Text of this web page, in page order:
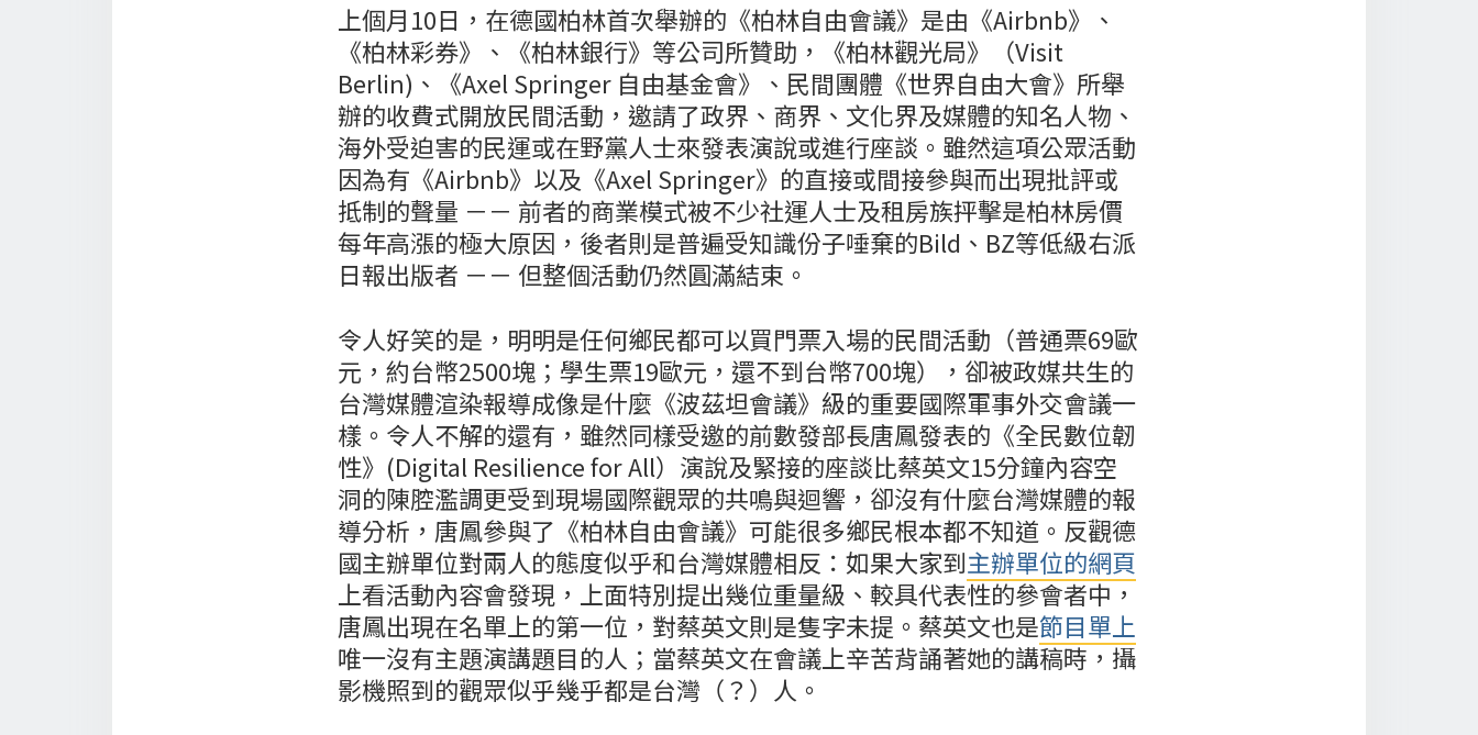
上個月10日，在德國柏林首次舉辦的《柏林自由會議》是由《Airbnb》、
《柏林彩券》、《柏林銀行》等公司所贊助，《柏林觀光局》（Visit
Berlin)、《Axel Springer 自由基金會》、民間團體《世界自由大會》所舉
辦的收費式開放民間活動，邀請了政界、商界、文化界及媒體的知名人物、
海外受迫害的民運或在野黨人士來發表演說或進行座談。雖然這項公眾活動
因為有《Airbnb》以及《Axel Springer》的直接或間接參與而出現批評或
抵制的聲量 －－ 前者的商業模式被不少社運人士及租房族抨擊是柏林房價
每年高漲的極大原因，後者則是普遍受知識份子唾棄的Bild、BZ等低級右派
日報出版者 －－ 但整個活動仍然圓滿結束。
令人好笑的是，明明是任何鄉民都可以買門票入場的民間活動（普通票69歐
元，約台幣2500塊；學生票19歐元，還不到台幣700塊），卻被政媒共生的
台灣媒體渲染報導成像是什麼《波茲坦會議》級的重要國際軍事外交會議一
樣。令人不解的還有，雖然同樣受邀的前數發部長唐鳳發表的《全民數位韌
性》(Digital Resilience for All）演說及緊接的座談比蔡英文15分鐘內容空
洞的陳腔濫調更受到現場國際觀眾的共鳴與迴響，卻沒有什麼台灣媒體的報
導分析，唐鳳參與了《柏林自由會議》可能很多鄉民根本都不知道。反觀德
國主辦單位對兩人的態度似乎和台灣媒體相反：如果大家到主辦單位的網頁
上看活動內容會發現，上面特別提出幾位重量級、較具代表性的參會者中，
唐鳳出現在名單上的第一位，對蔡英文則是隻字未提。蔡英文也是節目單上
唯一沒有主題演講題目的人；當蔡英文在會議上辛苦背誦著她的講稿時，攝
影機照到的觀眾似乎幾乎都是台灣（？）人。